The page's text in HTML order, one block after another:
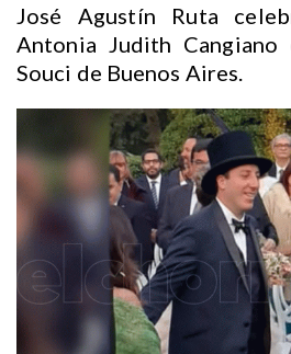
José Agustín Ruta
Antonia Judith Cangiano
Souci de Buenos Aires.